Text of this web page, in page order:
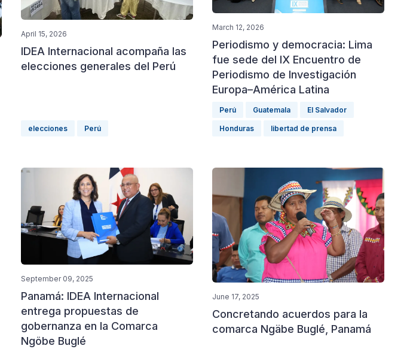
April 15, 2026
IDEA Internacional acompaña las
elecciones generales del Perú
elecciones Perú
March 12, 2026
Periodismo y democracia: Lima
fue sede del IX Encuentro de
Periodismo de Investigación
Europa–América Latina
Perú Guatemala El Salvador
Honduras libertad de prensa
September 09, 2025
Panamá: IDEA Internacional
entrega propuestas de
gobernanza en la Comarca
Ngöbe Buglé
June 17, 2025
Concretando acuerdos para la
comarca Ngäbe Buglé, Panamá